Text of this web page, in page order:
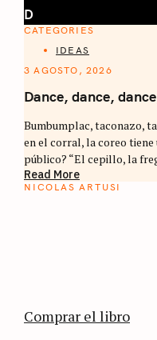
D
CATEGORIES
IDEAS
3 AGOSTO, 2026
Dance, dance,
Bumbumplac, taconazo,
en el corral, la coreo tiene
público? “El cepillo, la
Read More
NICOLAS ARTUSI
Comprar el libro